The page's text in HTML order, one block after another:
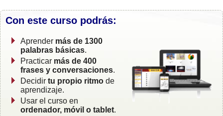
Con este curso podrás:
Aprender más de 1300
palabras básicas.
Practicar más de 400
frases y conversaciones.
Decidir tu propio ritmo de
aprendizaje.
Usar el curso en
ordenador, móvil o tablet.